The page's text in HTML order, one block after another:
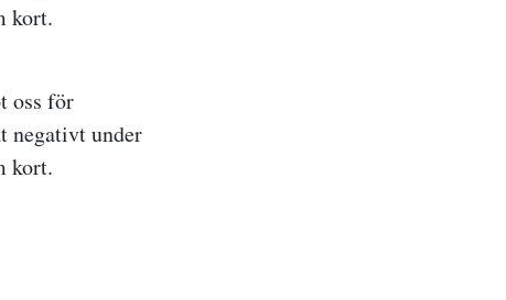
kort.
oss för
negativt under
kort.